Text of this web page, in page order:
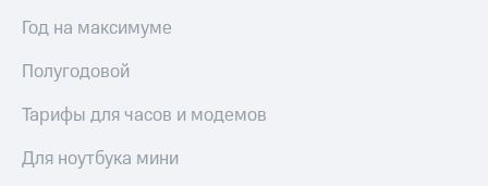
Год на максимуме
Полугодовой
Тарифы для часов и модемов
Для ноутбука мини